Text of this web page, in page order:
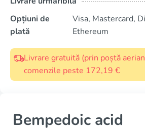
Opțiuni de
plată
Visa, Mastercard,
Ethereum
Livrare gratuită (prin poștă
comenzile peste 172,19 €
Bempedoic acid